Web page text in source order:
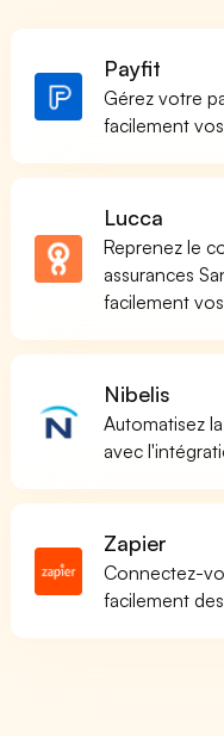
Payfit
Gérez votre
facilement
Lucca
Reprenez le
assurances
facilement
Nibelis
Automatisez
avec
Zapier
Connectez-
facilement